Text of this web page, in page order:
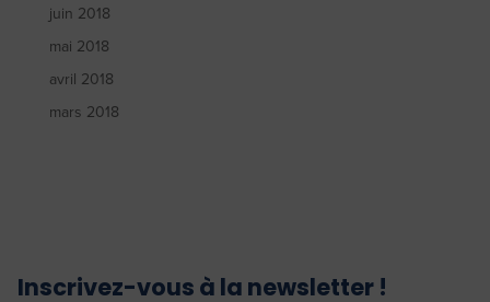
juin 2018
mai 2018
avril 2018
mars 2018
Inscrivez-vous à la newsletter !